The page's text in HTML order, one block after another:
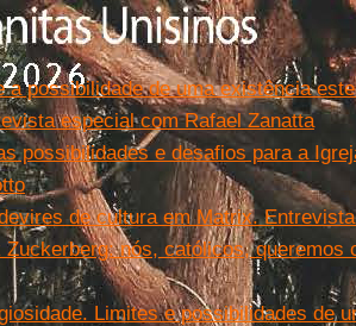
a possibilidade de uma existência
especial com Rafael Zanatta
possibilidades e desafios para a
de cultura em Matrix.
Zuckerberg: nós, católicos, queremos
Limites e possibilidades de